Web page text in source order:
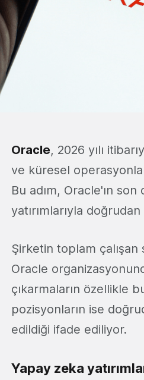
Oracle, 2026 yılı
ve küresel
Bu adım, Oracle'ın
yatırımlarıyla doğrudan
Şirketin toplam çalışan
Oracle
çıkarmaların özellikle
pozisyonların ise
edildiği ifade ediliyor.
Yapay zeka